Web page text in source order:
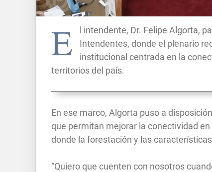
E
l intendente, Dr. Felipe Algorta,
Intendentes, donde el plenario
institucional centrada en la
territorios del país.
En ese marco, Algorta puso a
que permitan mejorar la conectividad
donde la forestación y las
“Quiero que cuenten con nosotros